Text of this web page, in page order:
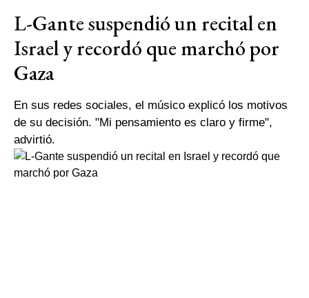
L-Gante suspendió un recital en
Israel y recordó que marchó por
Gaza
En sus redes sociales, el músico explicó los motivos
de su decisión. "Mi pensamiento es claro y firme",
advirtió.